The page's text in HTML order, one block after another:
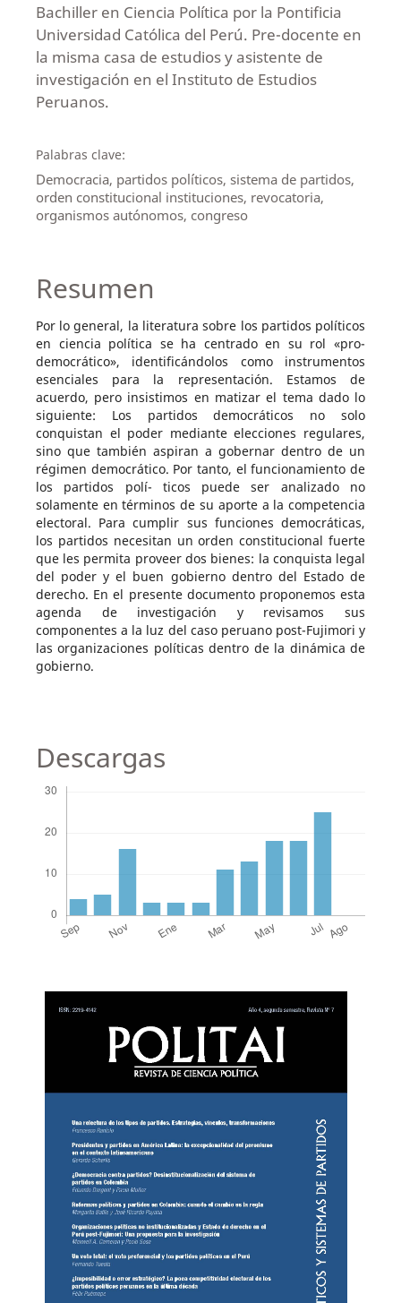
Bachiller en Ciencia Política por la Pontificia
Universidad Católica del Perú. Pre-docente en
la misma casa de estudios y asistente de
investigación en el Instituto de Estudios
Peruanos.
Palabras clave:
Democracia, partidos políticos, sistema de partidos,
orden constitucional instituciones, revocatoria,
organismos autónomos, congreso
Resumen
Por lo general, la literatura sobre los partidos políticos
en ciencia política se ha centrado en su rol «pro-
democrático», identificándolos como instrumentos
esenciales para la representación. Estamos de
acuerdo, pero insistimos en matizar el tema dado lo
siguiente: Los partidos democráticos no solo
conquistan el poder mediante elecciones regulares,
sino que también aspiran a gobernar dentro de un
régimen democrático. Por tanto, el funcionamiento de
los partidos polí- ticos puede ser analizado no
solamente en términos de su aporte a la competencia
electoral. Para cumplir sus funciones democráticas,
los partidos necesitan un orden constitucional fuerte
que les permita proveer dos bienes: la conquista legal
del poder y el buen gobierno dentro del Estado de
derecho. En el presente documento proponemos esta
agenda de investigación y revisamos sus
componentes a la luz del caso peruano post-Fujimori y
las organizaciones políticas dentro de la dinámica de
gobierno.
Descargas